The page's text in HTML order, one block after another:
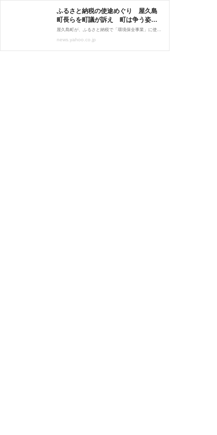
ふるさと納税の使途めぐり 屋久島
町長らを町議が訴え 町は争う姿
勢 鹿児島（MBC南日本放送） -
Yahoo!ニュース
屋久島町が、ふるさと納税で「環境保全事業」に使ってほしいと寄付されたおよそ1700万円の大半を、観光ガイド冊子などの制作に支出したのは条例違反だとして、町議会議員が荒木町長らに損害賠償を求める裁判が
news.yahoo.co.jp